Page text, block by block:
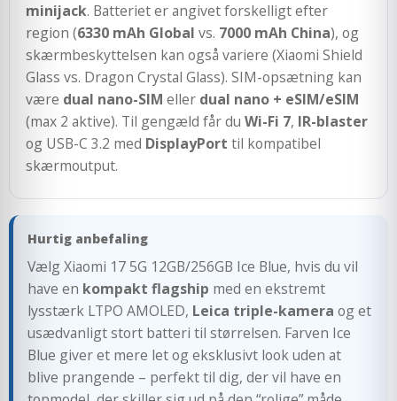
minijack. Batteriet er angivet forskelligt efter
region (6330 mAh Global vs. 7000 mAh China), og
skærmbeskyttelsen kan også variere (Xiaomi Shield
Glass vs. Dragon Crystal Glass). SIM-opsætning kan
være dual nano-SIM eller dual nano + eSIM/eSIM
(max 2 aktive). Til gengæld får du Wi-Fi 7, IR-blaster
og USB-C 3.2 med DisplayPort til kompatibel
skærmoutput.
Hurtig anbefaling
Vælg Xiaomi 17 5G 12GB/256GB Ice Blue, hvis du vil
have en kompakt flagship med en ekstremt
lysstærk LTPO AMOLED, Leica triple-kamera og et
usædvanligt stort batteri til størrelsen. Farven Ice
Blue giver et mere let og eksklusivt look uden at
blive prangende – perfekt til dig, der vil have en